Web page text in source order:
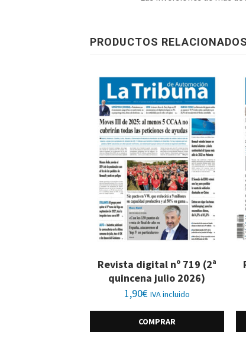
PRODUCTOS RELACIONADOS
Revista digital nº 719 (2ª
quincena julio 2026)
1,90€ IVA incluido
COMPRAR